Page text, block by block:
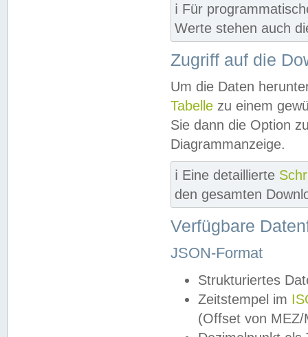
ℹ️ Für
Werte stehen auch
Zugriff auf die
Um die Daten
Tabelle zu einem
Sie dann die Option
Diagrammanzeige.
ℹ️ Eine detaillierte
den gesamten
Verfügbare
JSON-Format
Strukturiertes
Zeitstempel im
(Offset von MEZ/